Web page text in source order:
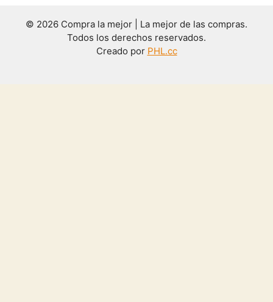
© 2026 Compra la mejor | La mejor de las compras.
Todos los derechos reservados.
Creado por PHL.cc